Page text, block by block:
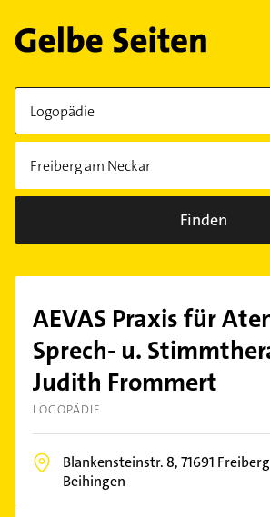
Finden
AEVAS Praxis für
Sprech- u.
Judith Frommert
LOGOPÄDIE
Blankensteinstr. 8,71691
Beihingen